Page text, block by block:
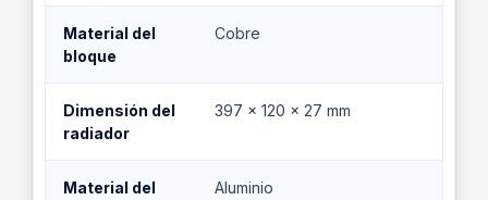
Material del
bloque
Cobre
Dimensión del
radiador
397 x 120 x 27 mm
Material del
Aluminio